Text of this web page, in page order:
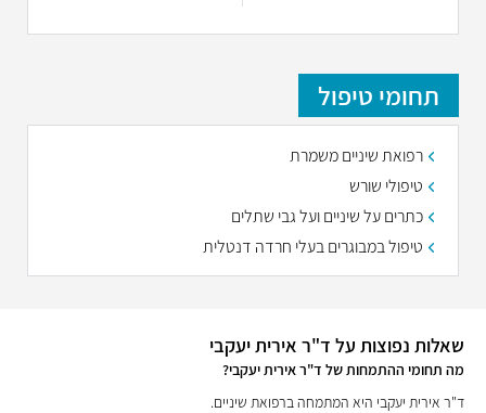
תחומי טיפול
רפואת שיניים משמרת
טיפולי שורש
כתרים על שיניים ועל גבי שתלים
טיפול במבוגרים בעלי חרדה דנטלית
שאלות נפוצות על ד"ר אירית יעקבי
מה תחומי ההתמחות של ד"ר אירית יעקבי?
ד"ר אירית יעקבי היא המתמחה ברפואת שיניים.